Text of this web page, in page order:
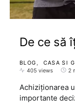
De ce să
BLOG CASA SI
405 views
2
Achiziționarea
importante